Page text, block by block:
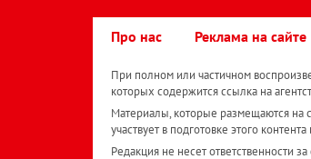
Про нас Реклама на сайте
При полном или частичном
которых содержится ссылка на
Материалы, которые размещаются на
участвует в подготовке этого
Редакция не несет ответственности